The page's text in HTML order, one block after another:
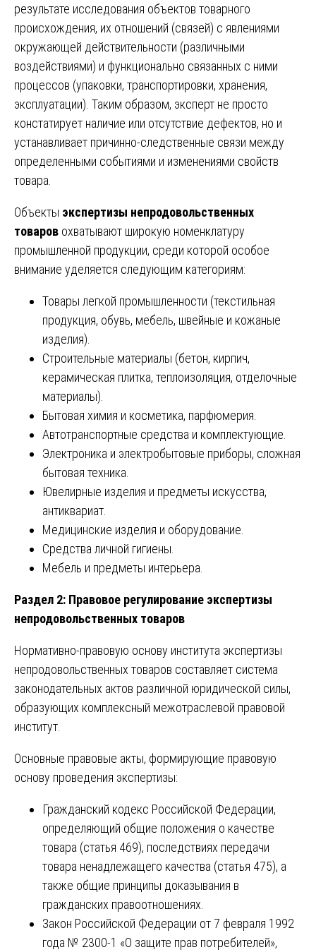
результате исследования объектов товарного
происхождения, их отношений (связей) с явлениями
окружающей действительности (различными
воздействиями) и функционально связанных с ними
процессов (упаковки, транспортировки, хранения,
эксплуатации). Таким образом, эксперт не просто
констатирует наличие или отсутствие дефектов, но и
устанавливает причинно-следственные связи между
определенными событиями и изменениями свойств
товара.
Объекты экспертизы непродовольственных
товаров охватывают широкую номенклатуру
промышленной продукции, среди которой особое
внимание уделяется следующим категориям:
Товары легкой промышленности (текстильная
продукция, обувь, мебель, швейные и кожаные
изделия).
Строительные материалы (бетон, кирпич,
керамическая плитка, теплоизоляция, отделочные
материалы).
Бытовая химия и косметика, парфюмерия.
Автотранспортные средства и комплектующие.
Электроника и электробытовые приборы, сложная
бытовая техника.
Ювелирные изделия и предметы искусства,
антиквариат.
Медицинские изделия и оборудование.
Средства личной гигиены.
Мебель и предметы интерьера.
Раздел 2: Правовое регулирование экспертизы
непродовольственных товаров
Нормативно-правовую основу института экспертизы
непродовольственных товаров составляет система
законодательных актов различной юридической силы,
образующих комплексный межотраслевой правовой
институт.
Основные правовые акты, формирующие правовую
основу проведения экспертизы:
Гражданский кодекс Российской Федерации,
определяющий общие положения о качестве
товара (статья 469), последствиях передачи
товара ненадлежащего качества (статья 475), а
также общие принципы доказывания в
гражданских правоотношениях.
Закон Российской Федерации от 7 февраля 1992
года № 2300-1 «О защите прав потребителей»,